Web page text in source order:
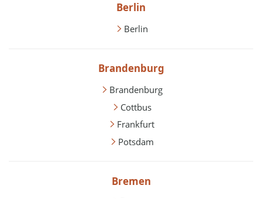
Berlin
Berlin
Brandenburg
Brandenburg
Cottbus
Frankfurt
Potsdam
Bremen